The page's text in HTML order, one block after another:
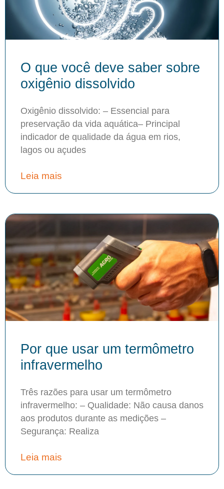
O que você deve saber sobre
oxigênio dissolvido
Oxigênio dissolvido: – Essencial para
preservação da vida aquática– Principal
indicador de qualidade da água em rios,
lagos ou açudes
Leia mais
Por que usar um termômetro
infravermelho
Três razões para usar um termômetro
infravermelho: – Qualidade: Não causa danos
aos produtos durante as medições –
Segurança: Realiza
Leia mais